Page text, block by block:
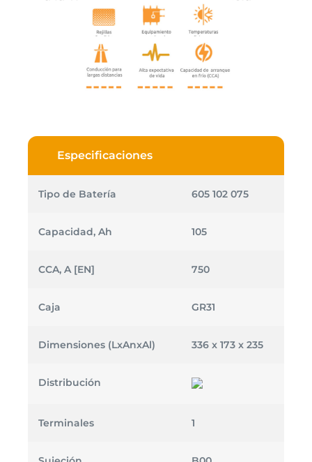
Especificaciones
Tipo de Batería 605 102 075
Capacidad, Ah 105
CCA, A [EN] 750
Caja GR31
Dimensiones (LxAnxAl) 336 x 173 x 235
Distribución
Terminales 1